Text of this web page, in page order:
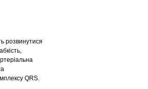
розвинутися
QRS.